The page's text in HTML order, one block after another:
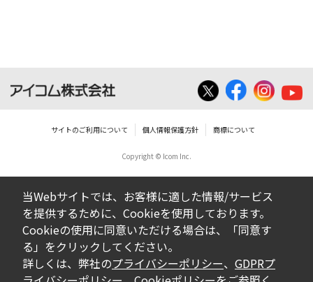
サイトのご利用について 個人情報保護方針 商標について
Copyright © Icom Inc.
当Webサイトでは、お客様に適した情報/サービス
を提供するために、Cookieを使用しております。
Cookieの使用に同意いただける場合は、「同意す
る」をクリックしてください。
詳しくは、弊社のプライバシーポリシー、 GDPRプ